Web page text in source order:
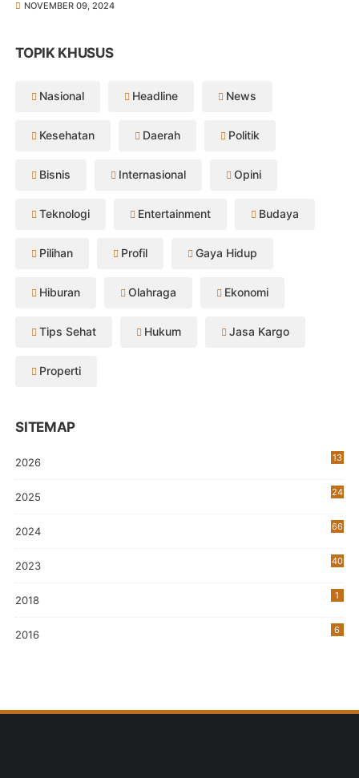
NOVEMBER 09, 2024
TOPIK KHUSUS
Nasional Headline News
Kesehatan Daerah Politik
Bisnis Internasional Opini
Teknologi Entertainment Budaya
Pilihan Profil Gaya Hidup
Hiburan Olahraga Ekonomi
Tips Sehat Hukum Jasa Kargo
Properti
SITEMAP
2026 13
2025 24
2024 66
2023
40
2018 1
2016 6